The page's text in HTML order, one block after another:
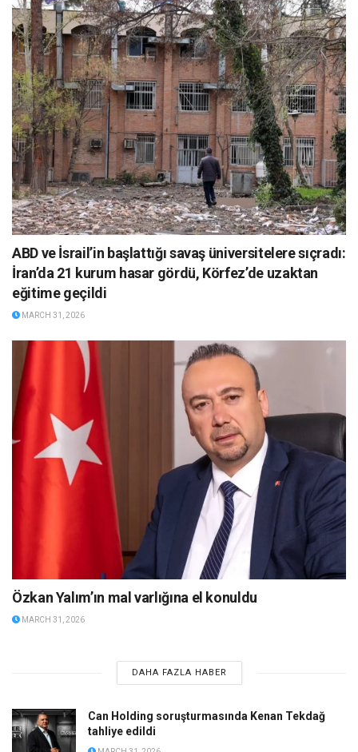
ABD ve İsrail’in başlattığı savaş üniversitelere sıçradı:
İran’da 21 kurum hasar gördü, Körfez’de uzaktan
eğitime geçildi
MARCH 31, 2026
Özkan Yalım’ın mal varlığına el konuldu
MARCH 31, 2026
DAHA FAZLA HABER
Can Holding soruşturmasında Kenan Tekdağ
tahliye edildi